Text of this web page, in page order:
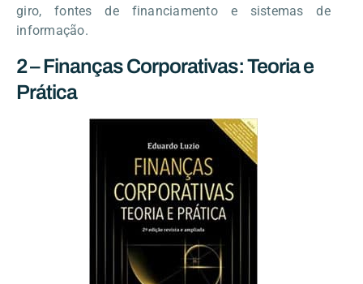
giro, fontes de financiamento e sistemas de
informação.
2 – Finanças Corporativas: Teoria e
Prática